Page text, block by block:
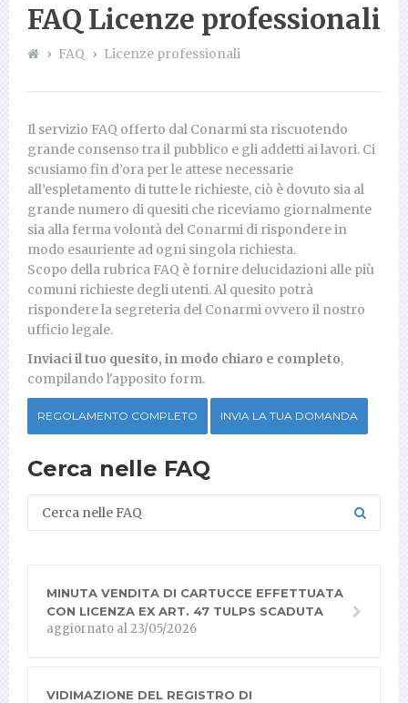
FAQ Licenze professionali
FAQ Licenze professionali
Il servizio FAQ offerto dal Conarmi sta riscuotendo
grande consenso tra il pubblico e gli addetti ai lavori. Ci
scusiamo fin d’ora per le attese necessarie
all’espletamento di tutte le richieste, ciò è dovuto sia al
grande numero di quesiti che riceviamo giornalmente
sia alla ferma volontà del Conarmi di rispondere in
modo esauriente ad ogni singola richiesta.
Scopo della rubrica FAQ è fornire delucidazioni alle più
comuni richieste degli utenti. Al quesito potrà
rispondere la segreteria del Conarmi ovvero il nostro
ufficio legale.
Inviaci il tuo quesito, in modo chiaro e completo,
compilando l'apposito form.
REGOLAMENTO COMPLETO INVIA LA TUA DOMANDA
Cerca nelle FAQ
MINUTA VENDITA DI CARTUCCE EFFETTUATA
CON LICENZA EX ART. 47 TULPS SCADUTA
aggiornato al 23/05/2026
VIDIMAZIONE DEL REGISTRO DI